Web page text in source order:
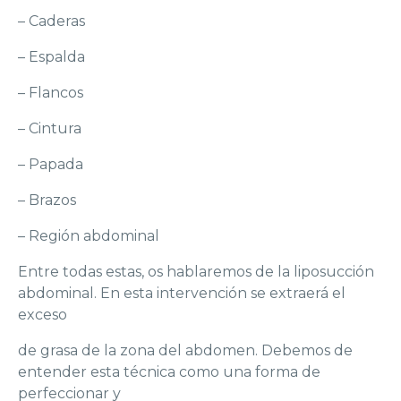
– Caderas
– Espalda
– Flancos
– Cintura
– Papada
– Brazos
– Región abdominal
Entre todas estas, os hablaremos de la liposucción
abdominal. En esta intervención se extraerá el
exceso
de grasa de la zona del abdomen. Debemos de
entender esta técnica como una forma de
perfeccionar y